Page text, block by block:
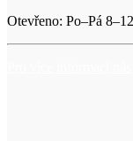
Otevřeno: Po–Pá